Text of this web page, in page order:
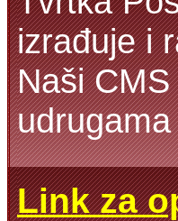
izrađuje i
Naši
Link za